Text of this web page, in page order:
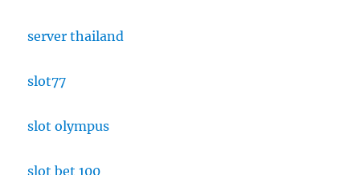
server thailand
slot77
slot olympus
slot bet 100